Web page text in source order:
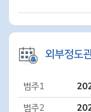
외부정도
범주1
범주2